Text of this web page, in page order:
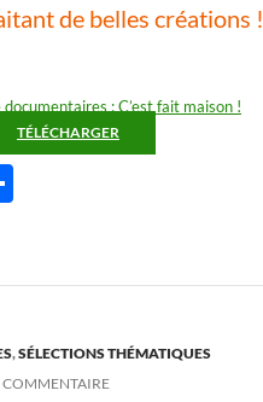
de belles créations !
: C’est fait maison !
TÉLÉCHARGER
g
er
,SÉLECTIONS THÉMATIQUES
COMMENTAIRE